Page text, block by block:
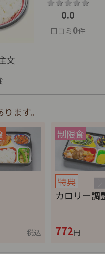
0.0
口コミ0件
文
ます。
税込
特典
カロリー調
772円